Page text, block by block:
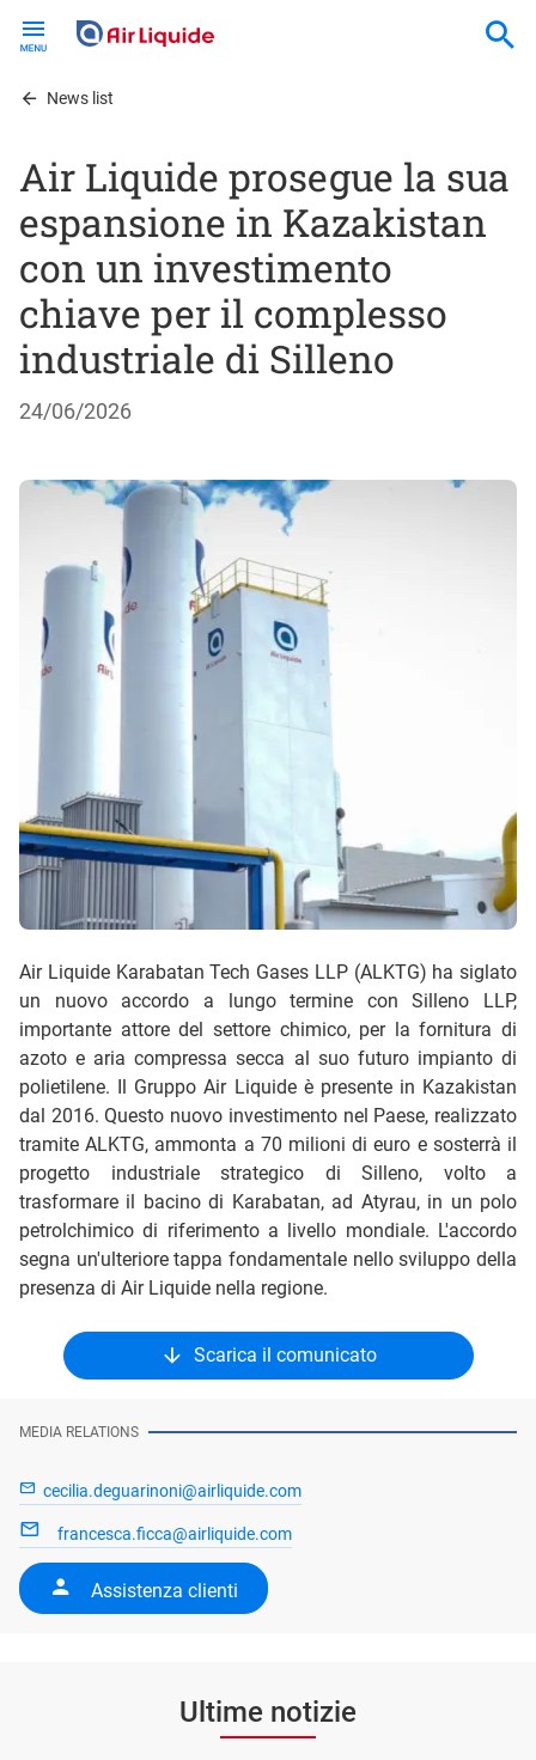
contentNews list
Air Liquide prosegue la sua
espansione in Kazakistan
con un investimento
chiave per il complesso
industriale di Silleno
24/06/2026
Air Liquide Karabatan Tech Gases LLP (ALKTG) ha siglato
un nuovo accordo a lungo termine con Silleno LLP,
importante attore del settore chimico, per la fornitura di
azoto e aria compressa secca al suo futuro impianto di
polietilene. Il Gruppo Air Liquide è presente in Kazakistan
dal 2016. Questo nuovo investimento nel Paese, realizzato
tramite ALKTG, ammonta a 70 milioni di euro e sosterrà il
progetto industriale strategico di Silleno, volto a
trasformare il bacino di Karabatan, ad Atyrau, in un polo
petrolchimico di riferimento a livello mondiale. L'accordo
segna un'ulteriore tappa fondamentale nello sviluppo della
presenza di Air Liquide nella regione.
Scarica il comunicato
MEDIA RELATIONS
cecilia.deguarinoni@airliquide.com
francesca.ficca@airliquide.com
Assistenza clienti
Ultime notizie